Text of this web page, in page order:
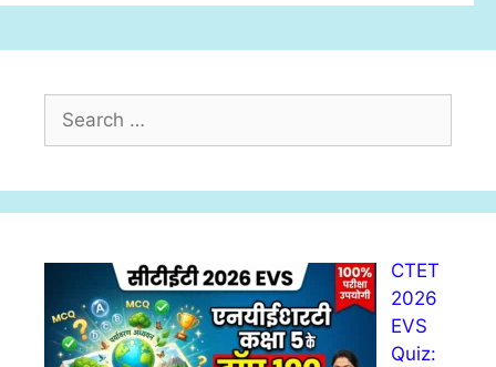
r
c
CTET
2026
EVS
Quiz: